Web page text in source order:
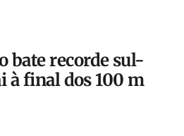
bate recorde sul-
à final dos 100 m